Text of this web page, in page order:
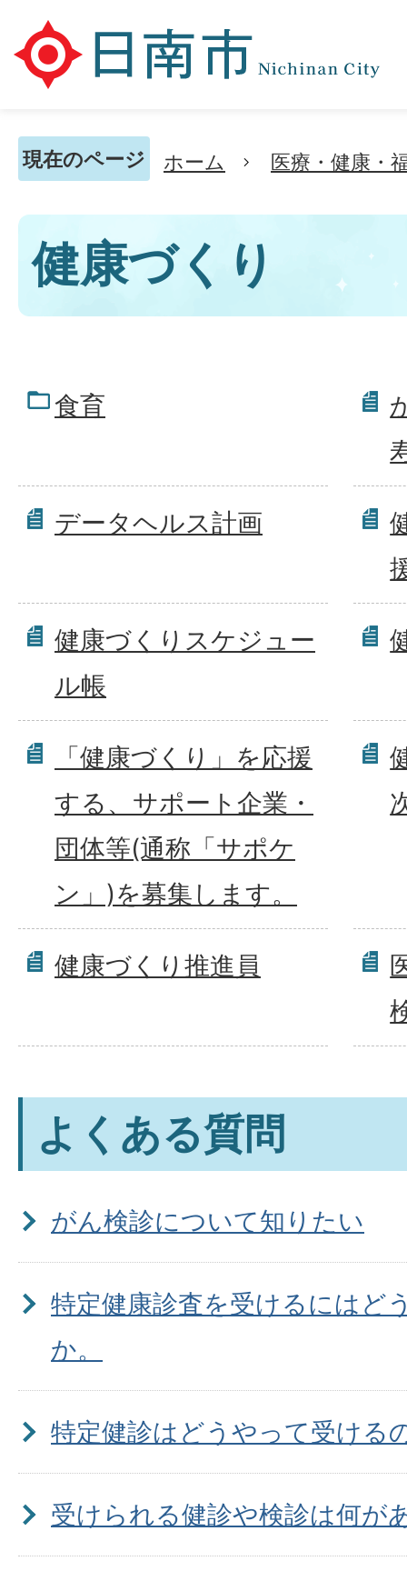
現在のページ ホーム 医療・健康・
健康づくり
食育
データヘルス計画
健康づくりスケジュー
ル帳
「健康づくり」を応援
する、サポート企業・
団体等(通称「サポケ
ン」)を募集します。
健康づくり推進員
よくある質問
がん検診について知りたい
特定健康診査を受けるにはど
か。
特定健診はどうやって受ける
受けられる健診や検診は何が